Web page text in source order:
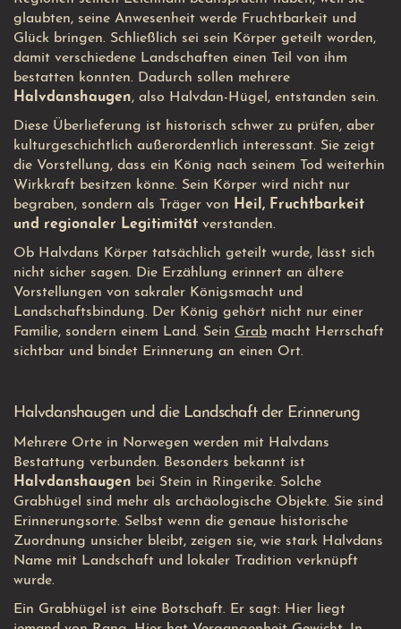
glaubten, seine Anwesenheit werde Fruchtbarkeit und
Glück bringen. Schließlich sei sein Körper geteilt worden,
damit verschiedene Landschaften einen Teil von ihm
bestatten konnten. Dadurch sollen mehrere
Halvdanshaugen, also Halvdan-Hügel, entstanden sein.
Diese Überlieferung ist historisch schwer zu prüfen, aber
kulturgeschichtlich außerordentlich interessant. Sie zeigt
die Vorstellung, dass ein König nach seinem Tod weiterhin
Wirkkraft besitzen könne. Sein Körper wird nicht nur
begraben, sondern als Träger von Heil, Fruchtbarkeit
und regionaler Legitimität verstanden.
Ob Halvdans Körper tatsächlich geteilt wurde, lässt sich
nicht sicher sagen. Die Erzählung erinnert an ältere
Vorstellungen von sakraler Königsmacht und
Landschaftsbindung. Der König gehört nicht nur einer
Familie, sondern einem Land. Sein Grab macht Herrschaft
sichtbar und bindet Erinnerung an einen Ort.
Halvdanshaugen und die Landschaft der Erinnerung
Mehrere Orte in Norwegen werden mit Halvdans
Bestattung verbunden. Besonders bekannt ist
Halvdanshaugen bei Stein in Ringerike. Solche
Grabhügel sind mehr als archäologische Objekte. Sie sind
Erinnerungsorte. Selbst wenn die genaue historische
Zuordnung unsicher bleibt, zeigen sie, wie stark Halvdans
Name mit Landschaft und lokaler Tradition verknüpft
wurde.
Ein Grabhügel ist eine Botschaft. Er sagt: Hier liegt